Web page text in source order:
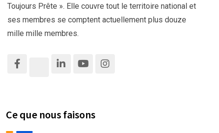
Toujours Prête ». Elle couvre tout le territoire national et
ses membres se comptent actuellement plus douze
mille mille membres.
Ce que nous faisons